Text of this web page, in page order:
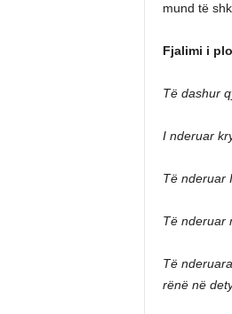
mund të
Fjalimi i
Të dashur
I nderuar
Të nderuar
Të nderuar
Të
rënë në